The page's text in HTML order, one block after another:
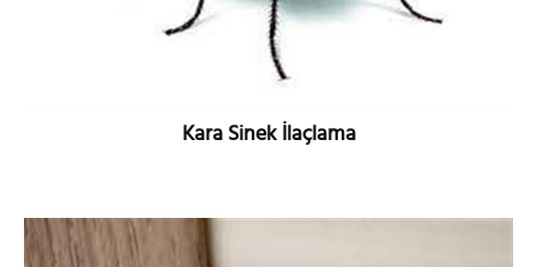
DETAYLI BİLGİ
Kara Sinek İlaçlama